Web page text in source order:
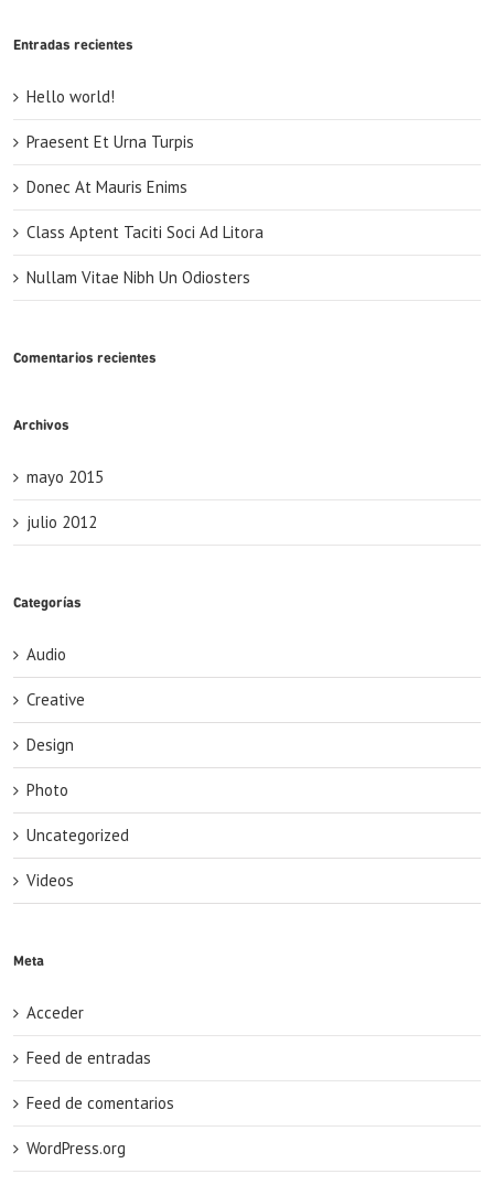
Entradas recientes
Hello world!
Praesent Et Urna Turpis
Donec At Mauris Enims
Class Aptent Taciti Soci Ad Litora
Nullam Vitae Nibh Un Odiosters
Comentarios recientes
Archivos
mayo 2015
julio 2012
Categorías
Audio
Creative
Design
Photo
Uncategorized
Videos
Meta
Acceder
Feed de entradas
Feed de comentarios
WordPress.org